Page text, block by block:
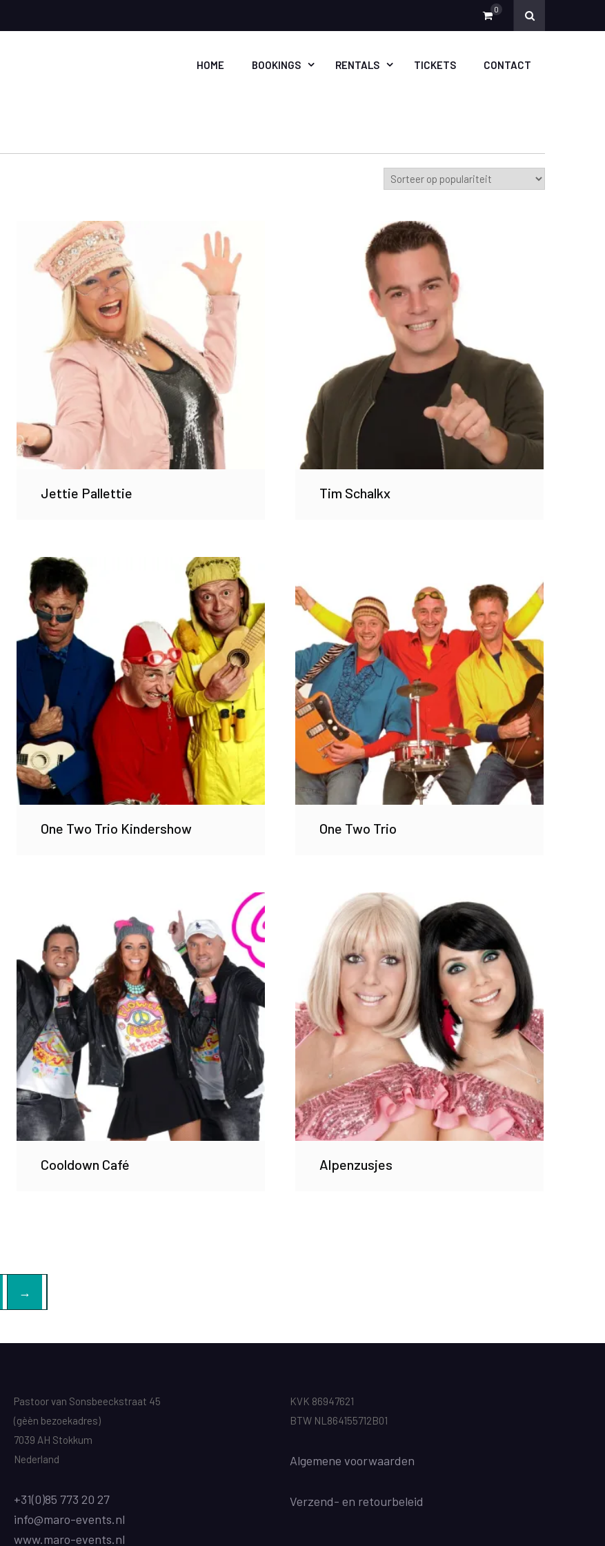
0
HOME BOOKINGS RENTALS TICKETS CONTACT
Jettie Pallettie Tim Schalkx
One Two Trio Kindershow One Two Trio
Cooldown Café Alpenzusjes
→
Pastoor van Sonsbeeckstraat 45
(gèèn bezoekadres)
7039 AH Stokkum
Nederland
+31(0)85 773 20 27
info@maro-events.nl
www.maro-events.nl
KVK 86947621
BTW NL864155712B01
Algemene voorwaarden
Verzend- en retourbeleid